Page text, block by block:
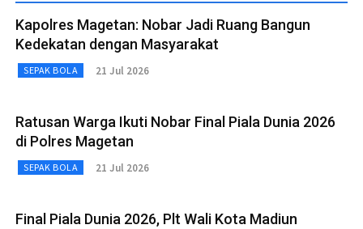
Kapolres Magetan: Nobar Jadi Ruang Bangun
Kedekatan dengan Masyarakat
SEPAK BOLA 21 Jul 2026
Ratusan Warga Ikuti Nobar Final Piala Dunia 2026
di Polres Magetan
SEPAK BOLA 21 Jul 2026
Final Piala Dunia 2026, Plt Wali Kota Madiun